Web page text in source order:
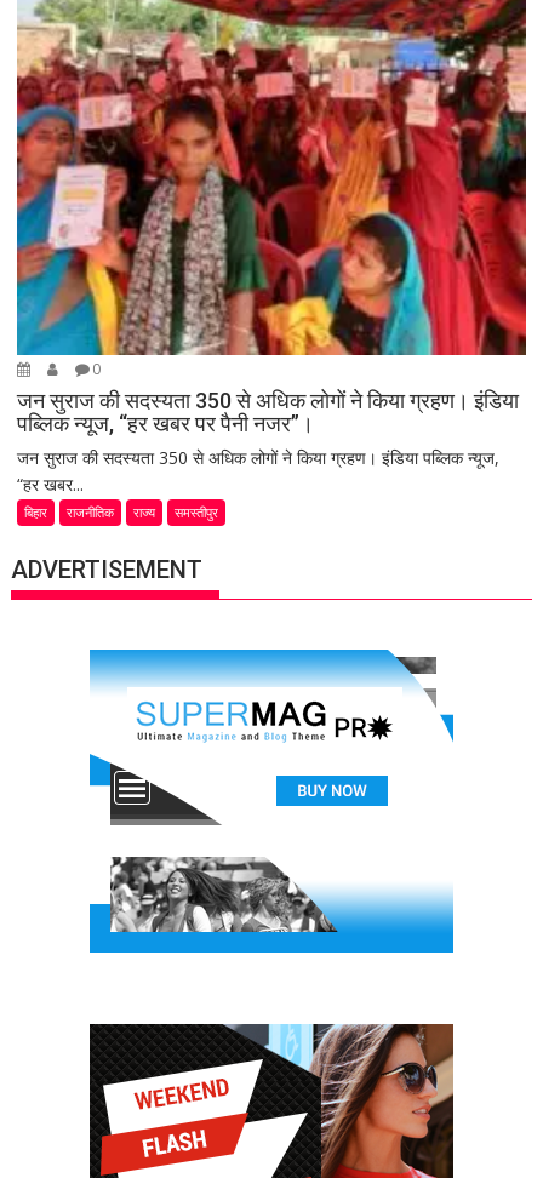
0
जन सुराज की सदस्यता 350 से अधिक लोगों ने किया ग्रहण। इंडिया
पब्लिक न्यूज, “हर खबर पर पैनी नजर”।
जन सुराज की सदस्यता 350 से अधिक लोगों ने किया ग्रहण। इंडिया पब्लिक न्यूज,
“हर खबर...
बिहार राजनीतिक राज्य समस्तीपुर
ADVERTISEMENT